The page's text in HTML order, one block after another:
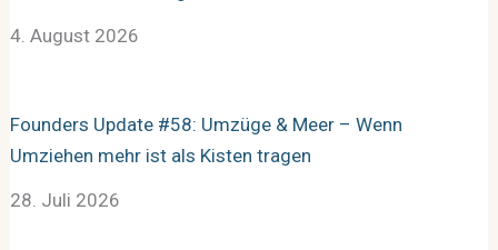
4. August 2026
Founders Update #58: Umzüge & Meer – Wenn
Umziehen mehr ist als Kisten tragen
28. Juli 2026